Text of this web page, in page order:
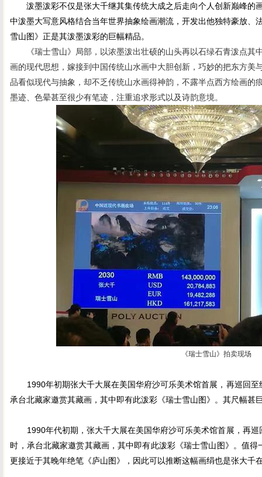
泼墨泼彩不仅是张大千继其集传统大成之后走向个人创新巅峰的
中泼墨大写意风格结合当年世界抽象绘画潮流，开发出他独特豪放、
雪山图》正是其泼墨泼彩的巨幅精品。
《瑞士雪山》局部，以浓墨泼出壮硕的山头再以石绿石青泼点其
画的现代思想，嫁接到中国传统山水画中大胆创新，巧妙的把东方美
品看似现代与抽象，却不乏传统山水画得神韵，不露半点西方绘画的
墨迹、色晕甚至很少有笔迹，注重追求形式以及诗韵意境。
《瑞士雪山》拍卖现场
1990年初期张大千大展在美国华府沙可乐美术馆首展，再巡回至
承台北藏家邀赏其藏画，其中即有此泼彩《瑞士雪山图》。其尺幅甚
1990年代初期，张大千大展在美国华府沙可乐美术馆首展，再巡
时，承台北藏家邀赏其藏画，其中即有此泼彩《瑞士雪山图》。值
更接近于其晚年绝笔《庐山图》，因此可以推断这幅画绢也是张大千